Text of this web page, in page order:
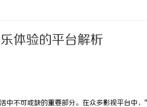
体验的平台解析
不可或缺的重要部分。在众多影视平台中，